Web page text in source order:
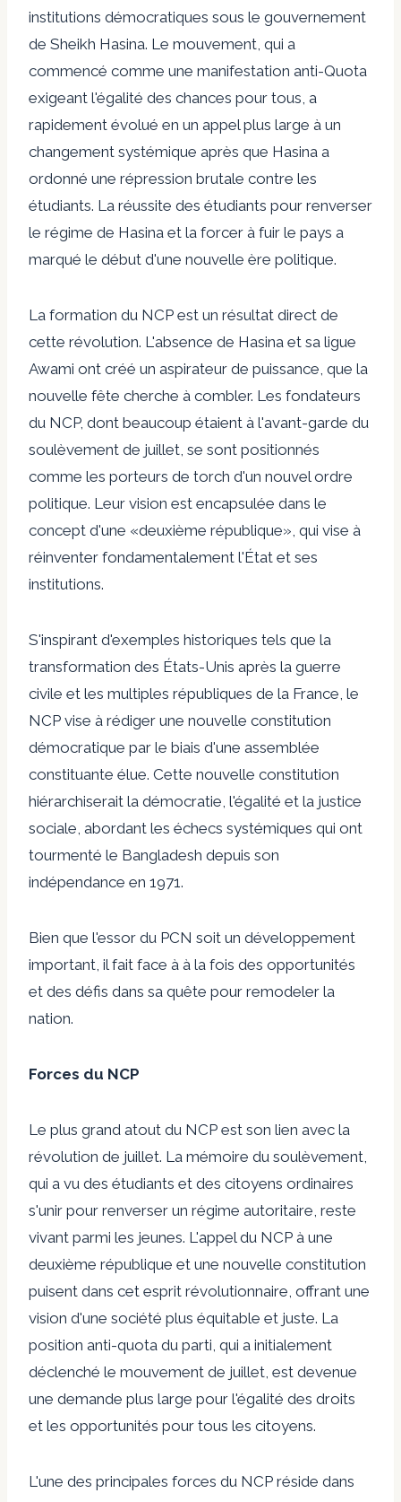
institutions démocratiques sous le gouvernement
de Sheikh Hasina. Le mouvement, qui a
commencé comme une manifestation anti-Quota
exigeant l'égalité des chances pour tous, a
rapidement évolué en un appel plus large à un
changement systémique après que Hasina a
ordonné une répression brutale contre les
étudiants. La réussite des étudiants pour renverser
le régime de Hasina et la forcer à fuir le pays a
marqué le début d'une nouvelle ère politique.
La formation du NCP est un résultat direct de
cette révolution. L'absence de Hasina et sa ligue
Awami ont créé un aspirateur de puissance, que la
nouvelle fête cherche à combler. Les fondateurs
du NCP, dont beaucoup étaient à l'avant-garde du
soulèvement de juillet, se sont positionnés
comme les porteurs de torch d'un nouvel ordre
politique. Leur vision est encapsulée dans le
concept d'une «deuxième république», qui vise à
réinventer fondamentalement l'État et ses
institutions.
S'inspirant d'exemples historiques tels que la
transformation des États-Unis après la guerre
civile et les multiples républiques de la France, le
NCP vise à rédiger une nouvelle constitution
démocratique par le biais d'une assemblée
constituante élue. Cette nouvelle constitution
hiérarchiserait la démocratie, l'égalité et la justice
sociale, abordant les échecs systémiques qui ont
tourmenté le Bangladesh depuis son
indépendance en 1971.
Bien que l'essor du PCN soit un développement
important, il fait face à à la fois des opportunités
et des défis dans sa quête pour remodeler la
nation.
Forces du NCP
Le plus grand atout du NCP est son lien avec la
révolution de juillet. La mémoire du soulèvement,
qui a vu des étudiants et des citoyens ordinaires
s'unir pour renverser un régime autoritaire, reste
vivant parmi les jeunes. L'appel du NCP à une
deuxième république et une nouvelle constitution
puisent dans cet esprit révolutionnaire, offrant une
vision d'une société plus équitable et juste. La
position anti-quota du parti, qui a initialement
déclenché le mouvement de juillet, est devenue
une demande plus large pour l'égalité des droits
et les opportunités pour tous les citoyens.
L'une des principales forces du NCP réside dans